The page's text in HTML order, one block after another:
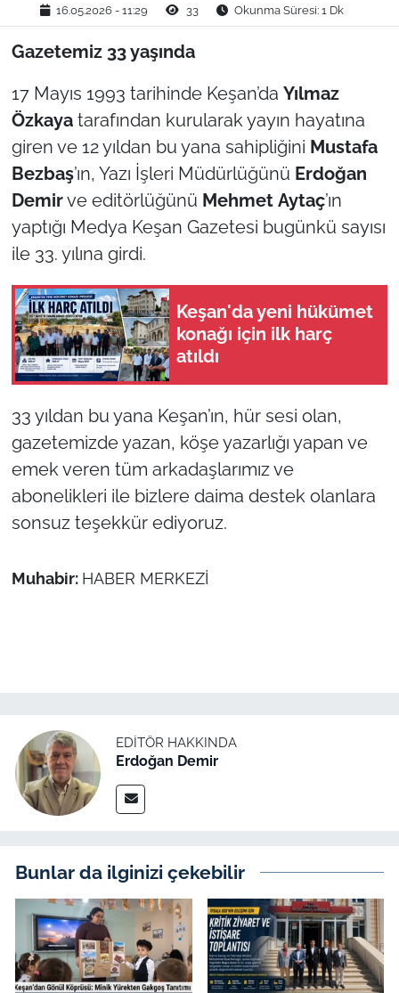
16.05.2026 - 11:29 33 Okunma Süresi: 1 Dk
Gazetemiz 33 yaşında
17 Mayıs 1993 tarihinde Keşan’da Yılmaz
Özkayatarafından kurularak yayın hayatına
giren ve 12 yıldan bu yana sahipliğini Mustafa
Bezbaş’ın, Yazı İşleri Müdürlüğünü Erdoğan
Demirve editörlüğünü Mehmet Aytaç’ın
yaptığı Medya Keşan Gazetesi bugünkü sayısı
ile 33. yılına girdi.
Keşan'da yeni hükümet
konağı için ilk harç
atıldı
33 yıldan bu yana Keşan’ın, hür sesi olan,
gazetemizde yazan, köşe yazarlığı yapan ve
emek veren tüm arkadaşlarımız ve
abonelikleri ile bizlere daima destek olanlara
sonsuz teşekkür ediyoruz.
Muhabir: HABER MERKEZİ
EDITÖR HAKKINDA
Erdoğan Demir
Bunlar da ilginizi çekebilir
YAŞAM
EDİRNE
TEKİRDAĞ
KIRKLARELİ
ÇANAKKALE
TÜRKİYE
Bölge
Güvenlik
Genel
Politika
Flaş Haber
Canlı Maç
Finans
Gündem-Eğitim